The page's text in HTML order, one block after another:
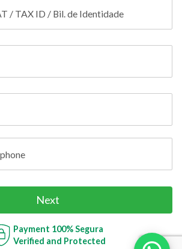
/ TAX ID / Bil. de Identidade
Next
Payment 100% Segura
Verified and Protected